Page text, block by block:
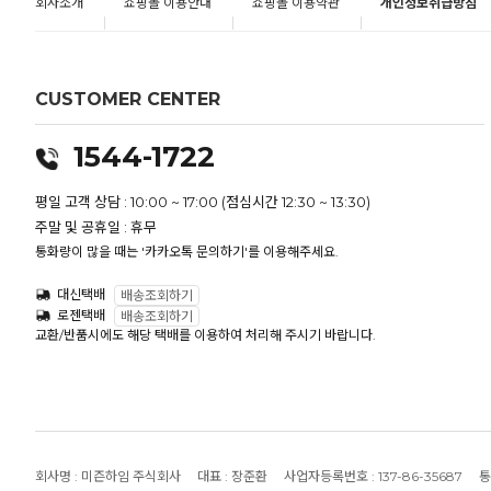
CUSTOMER CENTER
1544-1722
평일 고객 상담 : 10:00 ~ 17:00 (점심시간 12:30 ~ 13:30)
주말 및 공휴일 : 휴무
통화량이 많을 때는 '카카오톡 문의하기'를 이용해주세요.
대신택배
배송조회하기
로젠택배
배송조회하기
교환/반품시에도 해당 택배를 이용하여 처리해 주시기 바랍니다.
회사명 : 미즌하임 주식회사 대표 : 장준환 사업자등록번호 : 137-86-35687